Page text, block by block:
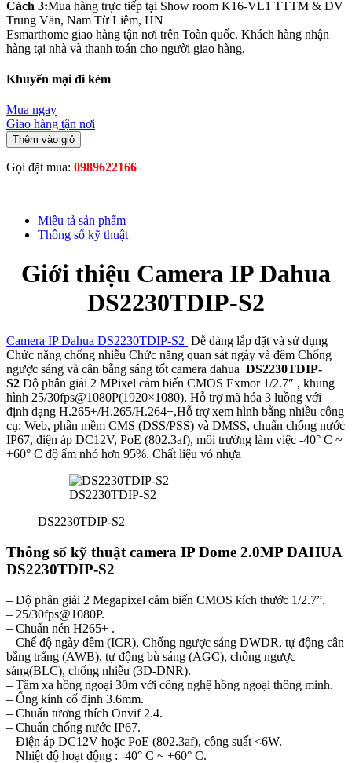
Cách 3:Mua hàng trực tiếp tại Show room K16-VL1 TTTM & DV
Trung Văn, Nam Từ Liêm, HN
Esmarthome giao hàng tận nơi trên Toàn quốc. Khách hàng nhận
hàng tại nhà và thanh toán cho người giao hàng.
Khuyến mại đi kèm
Mua ngay
Giao hàng tận nơi
Thêm vào giỏ
Gọi đặt mua: 0989622166
Miêu tả sản phẩm
Thông số kỹ thuật
Giới thiệu Camera IP Dahua
DS2230TDIP-S2
Camera IP Dahua DS2230TDIP-S2 Dễ dàng lắp đặt và sử dụng
Chức năng chống nhiễu Chức năng quan sát ngày và đêm Chống
ngược sáng và cân bằng sáng tốt camera dahua DS2230TDIP-
S2 Độ phân giải 2 MPixel cảm biến CMOS Exmor 1/2.7″ , khung
hình 25/30fps@1080P(1920×1080), Hỗ trợ mã hóa 3 luồng với
định dạng H.265+/H.265/H.264+,Hỗ trợ xem hình bằng nhiều công
cụ: Web, phần mềm CMS (DSS/PSS) và DMSS, chuẩn chống nước
IP67, điện áp DC12V, PoE (802.3af), môi trường làm việc -40° C ~
+60° C độ ẩm nhỏ hơn 95%. Chất liệu vỏ nhựa
DS2230TDIP-S2
DS2230TDIP-S2
Thông số kỹ thuật camera IP Dome 2.0MP DAHUA
DS2230TDIP-S2
– Độ phân giải 2 Megapixel cảm biến CMOS kích thước 1/2.7”.
– 25/30fps@1080P.
– Chuẩn nén H265+ .
– Chế độ ngày đêm (ICR), Chống ngược sáng DWDR, tự động cân
bằng trắng (AWB), tự động bù sáng (AGC), chống ngược
sáng(BLC), chống nhiễu (3D-DNR).
– Tầm xa hồng ngoại 30m với công nghệ hồng ngoại thông minh.
– Ống kính cố định 3.6mm.
– Chuẩn tương thích Onvif 2.4.
– Chuẩn chống nước IP67.
– Điện áp DC12V hoặc PoE (802.3af), công suất <6W.
– Nhiệt độ hoạt động : -40° C ~ +60° C.